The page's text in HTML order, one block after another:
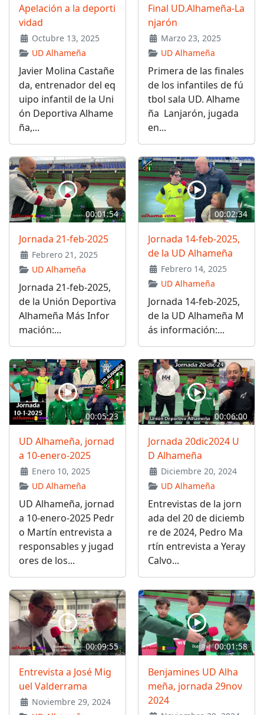
Apelación a la deporti
vidad
Octubre 13, 2025
UD Alhameña
Javier Molina Castañe
da, entrenador del eq
uipo infantil de la Uni
ón Deportiva Alhame
ña,...
Final UD.Alhameña-La
njarón
Marzo 23, 2025
UD Alhameña
Primera de las finales
de los infantiles de fú
tbol sala UD. Alhame
ña Lanjarón, jugada
en...
00:01:54
Jornada 21-feb-2025
Febrero 21, 2025
UD Alhameña
Jornada 21-feb-2025,
de la Unión Deportiva
Alhameña Más Infor
mación:...
00:02:34
Jornada 14-feb-2025,
de la UD Alhameña
Febrero 14, 2025
UD Alhameña
Jornada 14-feb-2025,
de la UD Alhameña M
ás información:...
00:05:23
UD Alhameña, jornad
a 10-enero-2025
Enero 10, 2025
UD Alhameña
UD Alhameña, jornad
a 10-enero-2025 Pedr
o Martín entrevista a
responsables y jugad
ores de los...
00:06:00
Jornada 20dic2024 U
D Alhameña
Diciembre 20, 2024
UD Alhameña
Entrevistas de la jorn
ada del 20 de diciemb
re de 2024, Pedro Ma
rtín entrevista a Yeray
Calvo...
00:09:55
Entrevista a José Mig
uel Valderrama
Noviembre 29, 2024
00:01:58
Benjamines UD Alha
meña, jornada 29nov
2024